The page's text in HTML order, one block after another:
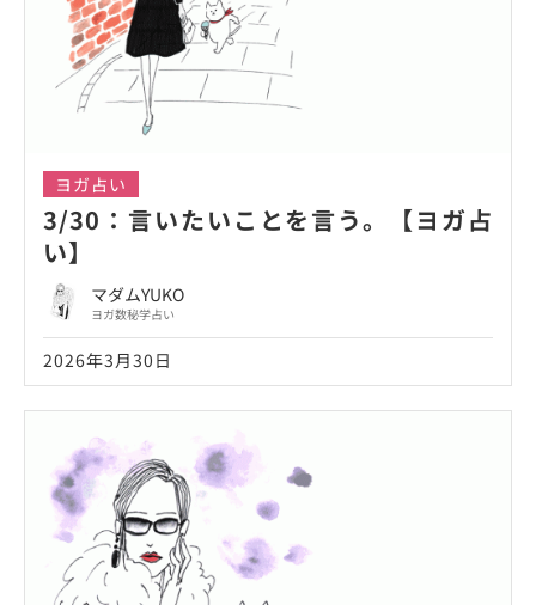
ヨガ占い
3/30：言いたいことを言う。【ヨガ占
い】
マダムYUKO
ヨガ数秘学占い
2026年3月30日